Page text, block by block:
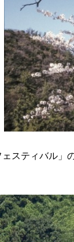
スティバル」